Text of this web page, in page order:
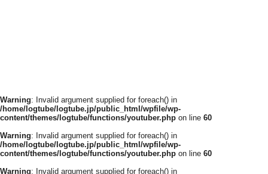
Warning: Invalid argument supplied for foreach() in
/home/logtube/logtube.jp/public_html/wpfile/wp-
content/themes/logtube/functions/youtuber.php on line 60
Warning: Invalid argument supplied for foreach() in
/home/logtube/logtube.jp/public_html/wpfile/wp-
content/themes/logtube/functions/youtuber.php on line 60
Warning: Invalid argument supplied for foreach() in